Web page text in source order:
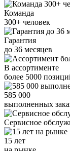
Команда
300+ человек
Гарантия
до 36 месяцев
В ассортименте
более 5000
585 000
выполненных
Сервисное
15 лет